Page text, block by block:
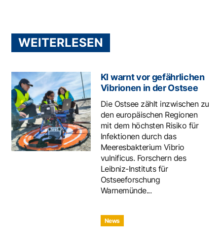
WEITERLESEN
KI warnt vor gefährlichen
Vibrionen in der Ostsee
Die Ostsee zählt inzwischen zu
den europäischen Regionen
mit dem höchsten Risiko für
Infektionen durch das
Meeresbakterium Vibrio
vulnificus. Forschern des
Leibniz-Instituts für
Ostseeforschung
Warnemünde...
News